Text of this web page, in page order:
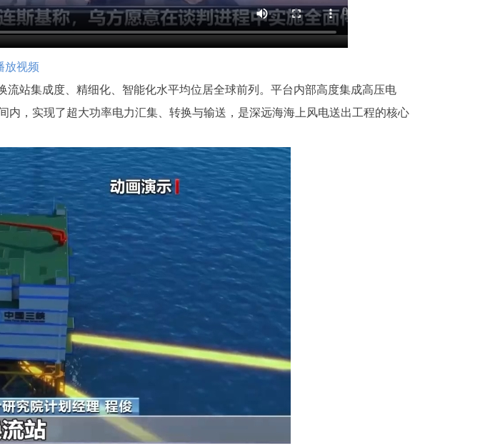
放视频
站集成度、精细化、智能化水平均位居全球前列。平台内部高度集成高压电
，实现了超大功率电力汇集、转换与输送，是深远海海上风电送出工程的核心